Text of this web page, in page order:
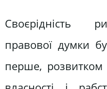
Своєрідність
правової думки
перше, розвитком